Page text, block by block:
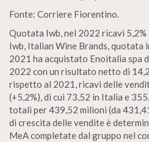
Fonte: Corriere Fiorentino.
Quotata Iwb, nel 2022 ricavi
Iwb, Italian Wine Brands, quotata
2021 ha acquistato Enoitalia spa
2022 con un risultato netto di
rispetto al 2021, ricavi delle
(+5,2%), di cui 73,52 in Italia e
totali per 439,52 milioni (da
di crescita delle vendite è
MeA completate dal gruppo nel